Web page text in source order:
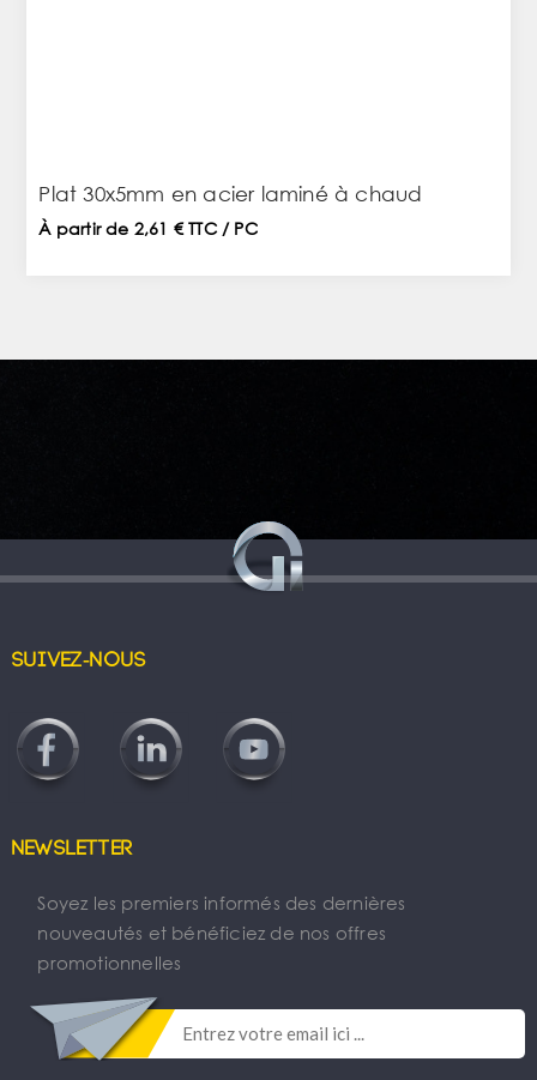
Plat 30x5mm en acier laminé à chaud
À partir de 2,61 € TTC / PC
Suivez-nous
Newsletter
Soyez les premiers informés des dernières
nouveautés et bénéficiez de nos offres
promotionnelles